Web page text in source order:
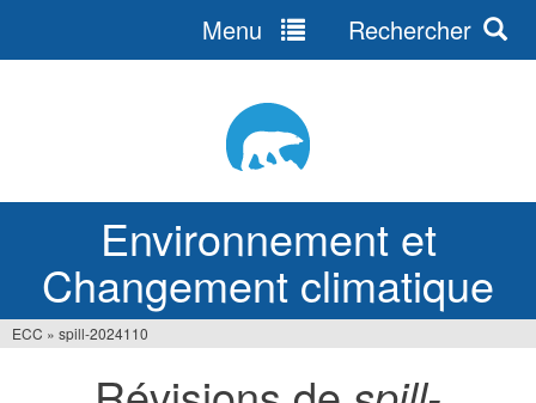
Environnement et
Changement climatique
Menu Rechercher
ECC » spill-2024110